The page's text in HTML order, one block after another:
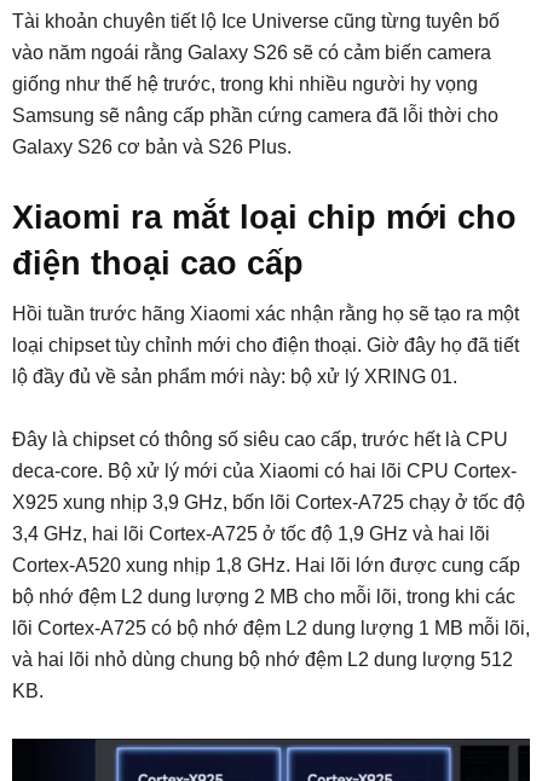
Tài khoản chuyên tiết lộ Ice Universe cũng từng tuyên bố
vào năm ngoái rằng Galaxy S26 sẽ có cảm biến camera
giống như thế hệ trước, trong khi nhiều người hy vọng
Samsung sẽ nâng cấp phần cứng camera đã lỗi thời cho
Galaxy S26 cơ bản và S26 Plus.
Xiaomi ra mắt loại chip mới cho
điện thoại cao cấp
Hồi tuần trước hãng Xiaomi xác nhận rằng họ sẽ tạo ra một
loại chipset tùy chỉnh mới cho điện thoại. Giờ đây họ đã tiết
lộ đầy đủ về sản phẩm mới này: bộ xử lý XRING 01.
Đây là chipset có thông số siêu cao cấp, trước hết là CPU
deca-core. Bộ xử lý mới của Xiaomi có hai lõi CPU Cortex-
X925 xung nhịp 3,9 GHz, bốn lõi Cortex-A725 chạy ở tốc độ
3,4 GHz, hai lõi Cortex-A725 ở tốc độ 1,9 GHz và hai lõi
Cortex-A520 xung nhịp 1,8 GHz. Hai lõi lớn được cung cấp
bộ nhớ đệm L2 dung lượng 2 MB cho mỗi lõi, trong khi các
lõi Cortex-A725 có bộ nhớ đệm L2 dung lượng 1 MB mỗi lõi,
và hai lõi nhỏ dùng chung bộ nhớ đệm L2 dung lượng 512
KB.